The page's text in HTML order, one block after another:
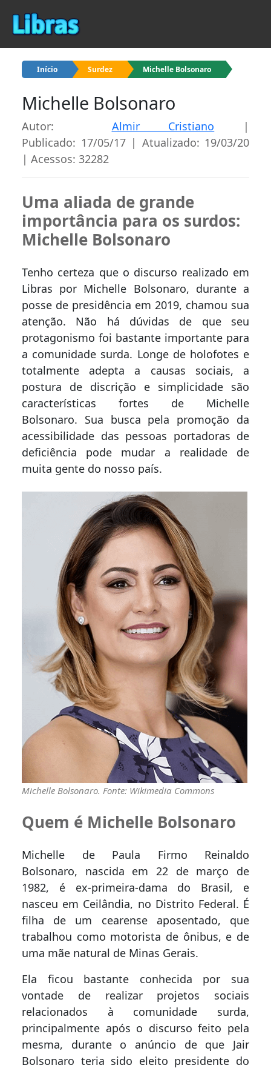
Início Surdez Michelle Bolsonaro
Michelle Bolsonaro
Autor: Almir Cristiano |
Publicado: 17/05/17 | Atualizado: 19/03/20
| Acessos: 32282
Uma aliada de grande
importância para os surdos:
Michelle Bolsonaro
Tenho certeza que o discurso realizado em
Libras por Michelle Bolsonaro, durante a
posse de presidência em 2019, chamou sua
atenção. Não há dúvidas de que seu
protagonismo foi bastante importante para
a comunidade surda. Longe de holofotes e
totalmente adepta a causas sociais, a
postura de discrição e simplicidade são
características fortes de Michelle
Bolsonaro. Sua busca pela promoção da
acessibilidade das pessoas portadoras de
deficiência pode mudar a realidade de
muita gente do nosso país.
Michelle Bolsonaro. Fonte: Wikimedia Commons
Quem é Michelle Bolsonaro
Michelle de Paula Firmo Reinaldo
Bolsonaro, nascida em 22 de março de
1982, é ex-primeira-dama do Brasil, e
nasceu em Ceilândia, no Distrito Federal. É
filha de um cearense aposentado, que
trabalhou como motorista de ônibus, e de
uma mãe natural de Minas Gerais.
Ela ficou bastante conhecida por sua
vontade de realizar projetos sociais
relacionados à comunidade surda,
principalmente após o discurso feito pela
mesma, durante o anúncio de que Jair
Bolsonaro teria sido eleito presidente do